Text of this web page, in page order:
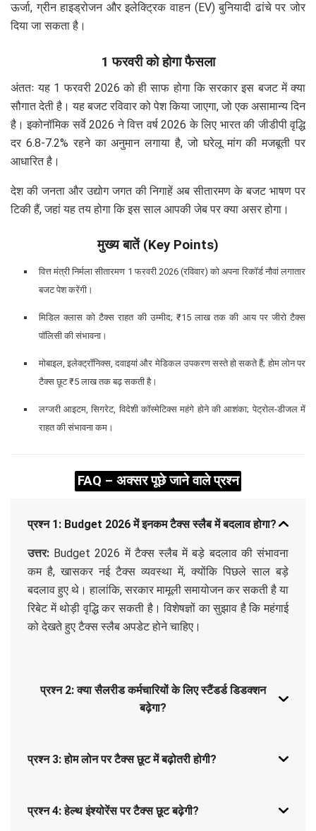
ऊर्जा, ग्रीन हाइड्रोजन और इलेक्ट्रिक वाहन (EV) बुनियादी ढांचे पर जोर
दिया जा सकता है।
1 फरवरी को होगा फैसला
अंततः यह 1 फरवरी 2026 को ही साफ होगा कि सरकार इस बजट में क्या
सौगात देती है। यह बजट रविवार को पेश किया जाएगा, जो एक असामान्य दिन
है। इकोनॉमिक सर्वे 2026 ने वित्त वर्ष 2026 के लिए भारत की जीडीपी वृद्धि
दर 6.8-7.2% रहने का अनुमान लगाया है, जो घरेलू मांग की मजबूती पर
आधारित है।
देश की जनता और उद्योग जगत की निगाहें अब सीतारमण के बजट भाषण पर
टिकी हैं, जहां यह तय होगा कि इस साल आपकी जेब पर क्या असर होगा।
मुख्य बातें (Key Points)
वित्त मंत्री निर्मला सीतारमण 1 फरवरी 2026 (रविवार) को अपना रिकॉर्ड नौवां लगातार
बजट पेश करेंगी।
मिडिल क्लास को टैक्स राहत की उम्मीद; ₹15 लाख तक की आय पर जीरो टैक्स
पॉलिसी की संभावना।
मोबाइल, इलेक्ट्रॉनिक्स, दवाइयां और मेडिकल उपकरण सस्ते हो सकते हैं; होम लोन पर
टैक्स छूट ₹5 लाख तक बढ़ सकती है।
लग्जरी आइटम, सिगरेट, विदेशी कॉस्मेटिक्स महंगे होने की आशंका; पेट्रोल-डीजल में
राहत की संभावना कम।
FAQ – अक्सर पूछे जाने वाले प्रश्न
प्रश्न 1: Budget 2026 में इनकम टैक्स स्लैब में बदलाव होगा?
उत्तर: Budget 2026 में टैक्स स्लैब में बड़े बदलाव की संभावना
कम है, खासकर नई टैक्स व्यवस्था में, क्योंकि पिछले साल बड़े
बदलाव हुए थे। हालांकि, सरकार मामूली समायोजन कर सकती है या
रिबेट में थोड़ी वृद्धि कर सकती है। विशेषज्ञों का सुझाव है कि महंगाई
को देखते हुए टैक्स स्लैब अपडेट होने चाहिए।
प्रश्न 2: क्या सैलरीड कर्मचारियों के लिए स्टैंडर्ड डिडक्शन
बढ़ेगा?
प्रश्न 3: होम लोन पर टैक्स छूट में बढ़ोतरी होगी?
प्रश्न 4: हेल्थ इंश्योरेंस पर टैक्स छूट बढ़ेगी?